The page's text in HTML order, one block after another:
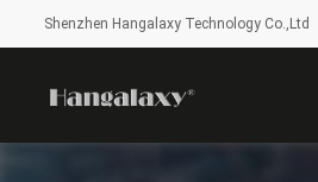
Shenzhen Hangalaxy Technology Co.,Ltd